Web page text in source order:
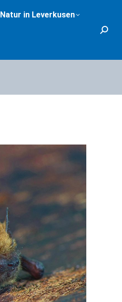
Natur in Leverkusen